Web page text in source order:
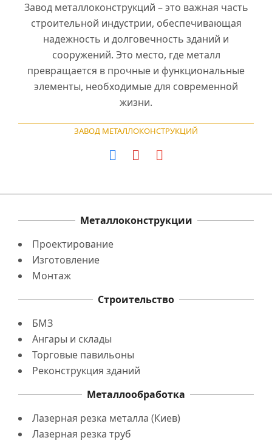
Завод металлоконструкций – это важная часть
строительной индустрии, обеспечивающая
надежность и долговечность зданий и
сооружений. Это место, где металл
превращается в прочные и функциональные
элементы, необходимые для современной
жизни.
ЗАВОД МЕТАЛЛОКОНСТРУКЦИЙ
Металлоконструкции
Проектирование
Изготовление
Монтаж
Строительство
БМЗ
Ангары и склады
Торговые павильоны
Реконструкция зданий
Металлообработка
Лазерная резка металла (Киев)
Лазерная резка труб